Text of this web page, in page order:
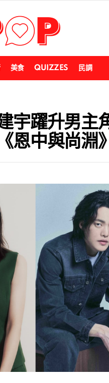
美食 QUIZZES 民調
宇躍升男主
恩中與尚淵》